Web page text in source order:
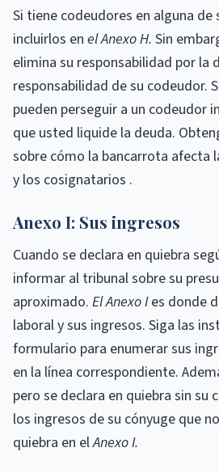
Si tiene codeudores en alguna de
incluirlos en el Anexo H. Sin
elimina su responsabilidad por la
responsabilidad de su codeudor.
pueden perseguir a un codeudor
que usted liquide la deuda.
sobre cómo la bancarrota afecta
y los cosignatarios .
Anexo I: Sus ingresos
Cuando se declara en quiebra
informar al tribunal sobre su
aproximado. El Anexo Ies donde
laboral y sus ingresos. Siga las
formulario para enumerar sus
en la línea correspondiente.
pero se declara en quiebra sin su
los ingresos de su cónyuge que
quiebra en elAnexo I.